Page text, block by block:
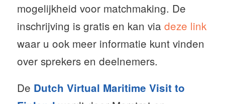
mogelijkheid voor matchmaking. De
inschrijving is gratis en kan via deze link
waar u ook meer informatie kunt vinden
over sprekers en deelnemers.
De Dutch Virtual Maritime Visit to